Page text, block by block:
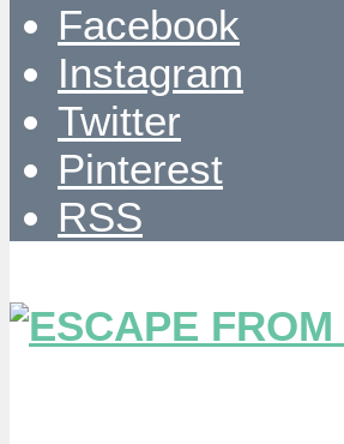
Facebook
Instagram
Twitter
Pinterest
RSS